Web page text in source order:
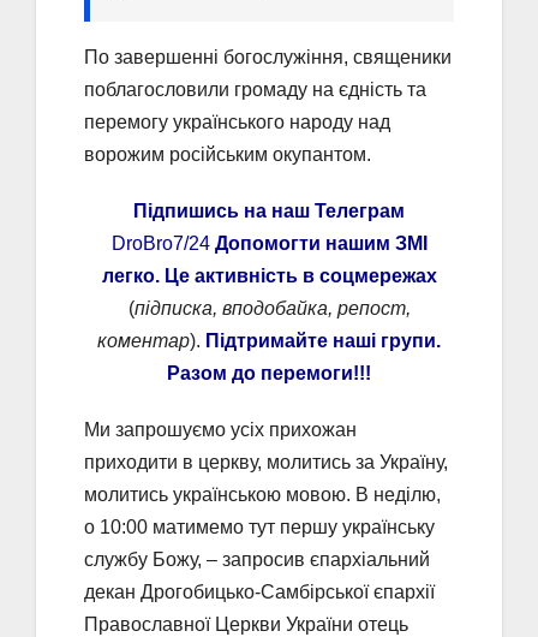
По завершенні богослужіння, священики
поблагословили громаду на єдність та
перемогу українського народу над
ворожим російським окупантом.
Підпишись на наш Телеграм
DroBro7/24 Допомогти нашим ЗМІ
легко. Це активність в соцмережах
(підписка, вподобайка, репост,
коментар). Підтримайте наші групи.
Разом до перемоги!!!
Ми запрошуємо усіх прихожан
приходити в церкву, молитись за Україну,
молитись українською мовою. В неділю,
о 10:00 матимемо тут першу українську
службу Божу, – запросив єпархіальний
декан Дрогобицько-Самбірської єпархії
Православної Церкви України отець